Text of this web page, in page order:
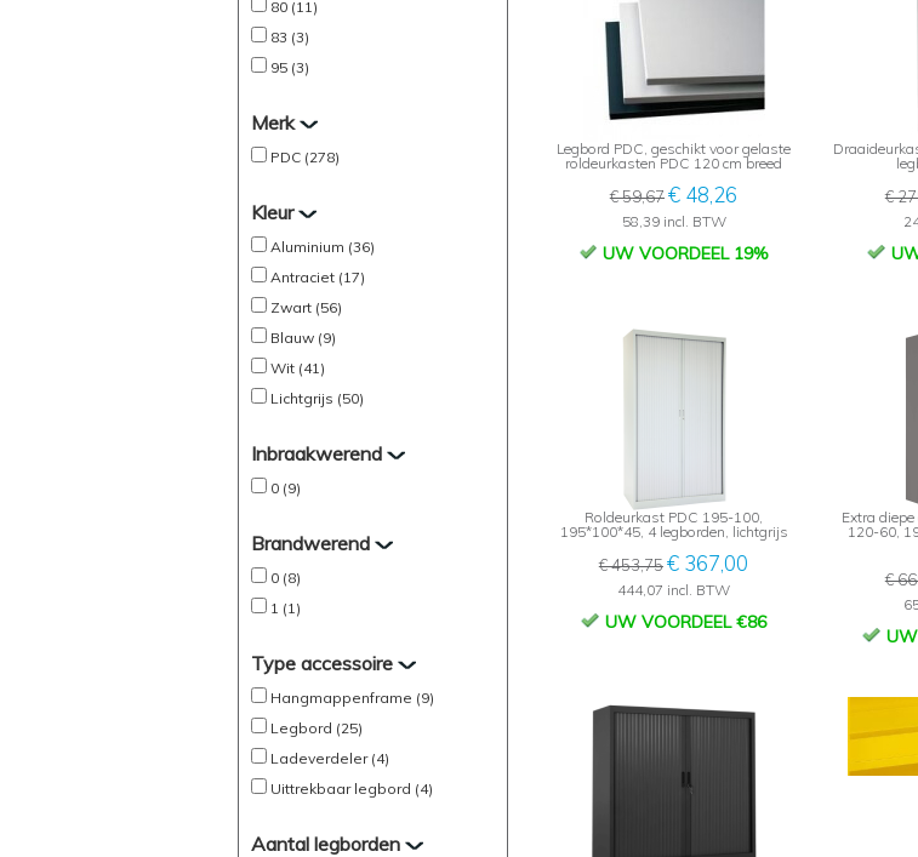
80 (11)
83 (3)
95 (3)
Merk
PDC (278)
Kleur
Aluminium (36)
Antraciet (17)
Zwart (56)
Blauw (9)
Wit (41)
Lichtgrijs (50)
Inbraakwerend
0 (9)
Brandwerend
0 (8)
1 (1)
Type accessoire
Hangmappenframe (9)
Legbord (25)
Ladeverdeler (4)
Uittrekbaar legbord (4)
Aantal legborden
Legbord PDC, geschikt voor gelaste
roldeurkasten PDC 120 cm breed
€ 59,67€ 48,26
58,39 incl. BTW
UW VOORDEEL 19%
€
Roldeurkast PDC 195-100,
195*100*45, 4 legborden, lichtgrijs
€ 453,75€ 367,00
444,07 incl. BTW
UW VOORDEEL €86
Extra
120-60,
€